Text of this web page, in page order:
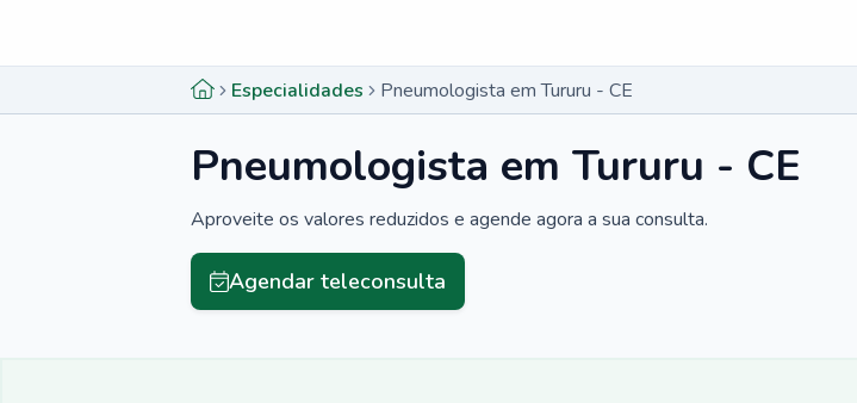
Especialidades Pneumologista em Tururu - CE
Pneumologista em Tururu - CE
Aproveite os valores reduzidos e agende agora a sua consulta.
Agendar teleconsulta